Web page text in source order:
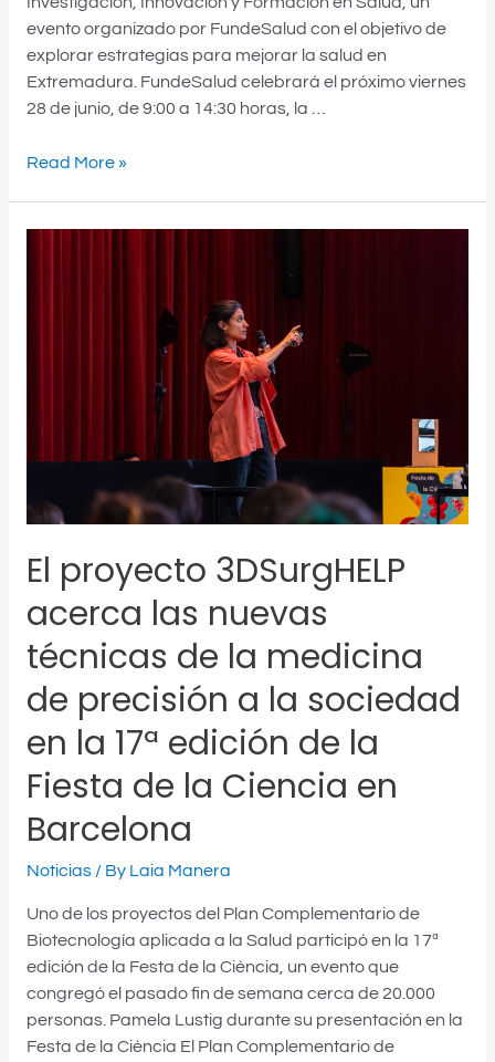
evento organizado por FundeSalud con el objetivo de
explorar estrategias para mejorar la salud en
Extremadura. FundeSalud celebrará el próximo viernes
28 de junio, de 9:00 a 14:30 horas, la …
Read More »
El proyecto 3DSurgHELP
acerca las nuevas
técnicas de la medicina
de precisión a la sociedad
en la 17ª edición de la
Fiesta de la Ciencia en
Barcelona
Noticias/ By Laia Manera
Uno de los proyectos del Plan Complementario de
Biotecnología aplicada a la Salud participó en la 17ª
edición de la Festa de la Ciència, un evento que
congregó el pasado fin de semana cerca de 20.000
personas. Pamela Lustig durante su presentación en la
Festa de la Ciència El Plan Complementario de
de
a
la
sociedad
la
17ª
edición
de
la
Fiesta
de
Ciencia
en
Barcelona